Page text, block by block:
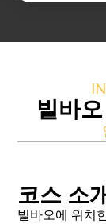
빌바
코스 소
빌바오에 위치